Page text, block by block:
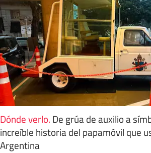
Dónde verlo. De grúa de auxilio a
increíble historia del papamóvil que
Argentina